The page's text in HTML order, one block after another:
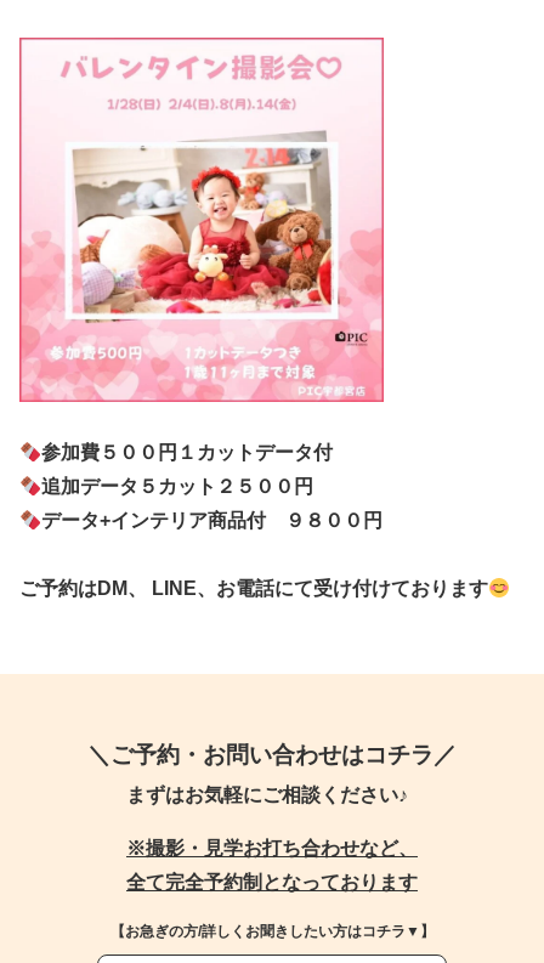
参加費５００円１カットデータ付
追加データ５カット２５００円
データ+インテリア商品付 ９８００円
ご予約はDM、 LINE、お電話にて受け付けております
＼ご予約・お問い合わせはコチラ／
まずはお気軽にご相談ください♪
※撮影・見学お打ち合わせなど、
全て完全予約制となっております
【お急ぎの方/詳しくお聞きしたい方はコチラ▼】